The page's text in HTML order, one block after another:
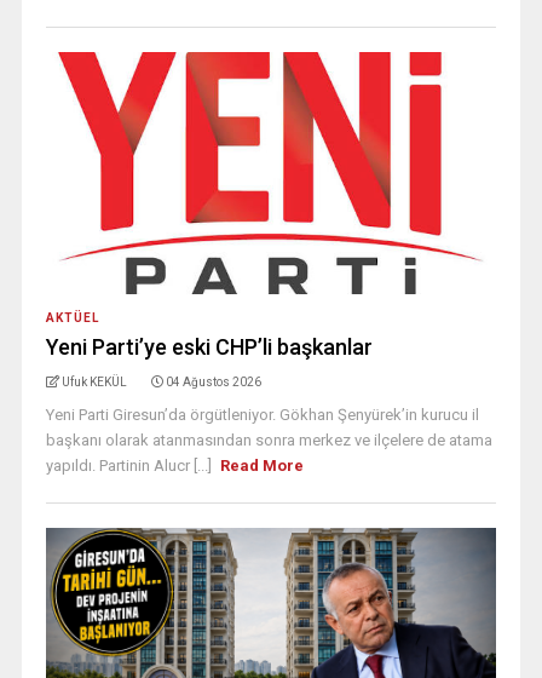
AKTÜEL
Yeni Parti’ye eski CHP’li başkanlar
Ufuk KEKÜL 04 Ağustos 2026
Yeni Parti Giresun’da örgütleniyor. Gökhan Şenyürek’in kurucu il
başkanı olarak atanmasından sonra merkez ve ilçelere de atama
yapıldı. Partinin Alucr [...]
Read More